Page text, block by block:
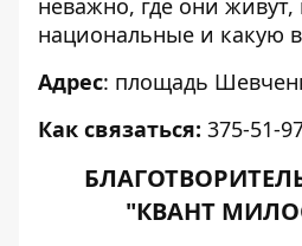
неважно, где они живут,
национальные и какую
Адрес: площадь
Как связаться: 375-51-
"КВАНТ